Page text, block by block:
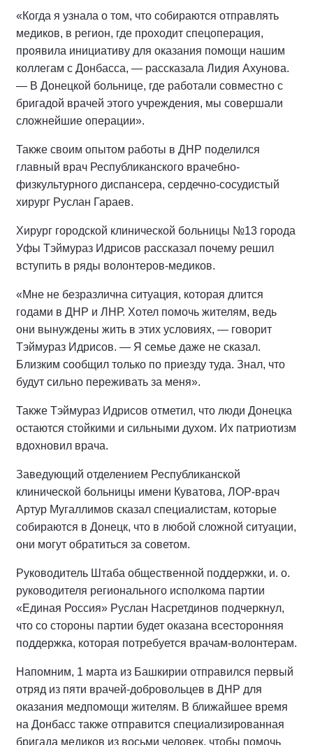
«Когда я узнала о том, что собираются отправлять
медиков, в регион, где проходит спецоперация,
проявила инициативу для оказания помощи нашим
коллегам с Донбасса, — рассказала Лидия Ахунова.
— В Донецкой больнице, где работали совместно с
бригадой врачей этого учреждения, мы совершали
сложнейшие операции».
Также своим опытом работы в ДНР поделился
главный врач Республиканского врачебно-
физкультурного диспансера, сердечно-сосудистый
хирург Руслан Гараев.
Хирург городской клинической больницы №13 города
Уфы Тэймураз Идрисов рассказал почему решил
вступить в ряды волонтеров-медиков.
«Мне не безразлична ситуация, которая длится
годами в ДНР и ЛНР. Хотел помочь жителям, ведь
они вынуждены жить в этих условиях, — говорит
Тэймураз Идрисов. — Я семье даже не сказал.
Близким сообщил только по приезду туда. Знал, что
будут сильно переживать за меня».
Также Тэймураз Идрисов отметил, что люди Донецка
остаются стойкими и сильными духом. Их патриотизм
вдохновил врача.
Заведующий отделением Республиканской
клинической больницы имени Куватова, ЛОР-врач
Артур Мугаллимов сказал специалистам, которые
собираются в Донецк, что в любой сложной ситуации,
они могут обратиться за советом.
Руководитель Штаба общественной поддержки, и. о.
руководителя регионального исполкома партии
«Единая Россия» Руслан Насретдинов подчеркнул,
что со стороны партии будет оказана всесторонняя
поддержка, которая потребуется врачам-волонтерам.
Напомним, 1 марта из Башкирии отправился первый
отряд из пяти врачей-добровольцев в ДНР для
оказания медпомощи жителям. В ближайшее время
на Донбасс также отправится специализированная
бригада медиков из восьми человек, чтобы помочь